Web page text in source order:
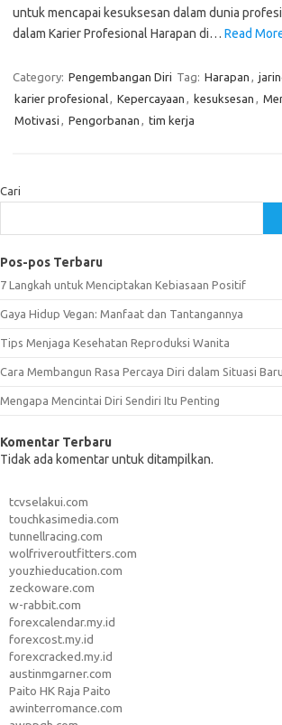
untuk mencapai kesuksesan dalam dunia
dalam Karier Profesional Harapan di… Read
Category: Pengembangan Diri Tag: Harapan ,
karier profesional, Kepercayaan , kesuksesan ,
Motivasi , Pengorbanan , tim kerja
Cari
Pos-pos Terbaru
7 Langkah untuk Menciptakan Kebiasaan Positif
Gaya Hidup Vegan: Manfaat dan Tantangannya
Tips Menjaga Kesehatan Reproduksi Wanita
Cara Membangun Rasa Percaya Diri dalam Situasi Baru
Mengapa Mencintai Diri Sendiri Itu Penting
Komentar Terbaru
Tidak ada komentar untuk ditampilkan.
tcvselakui.com
touchkasimedia.com
tunnellracing.com
wolfriveroutfitters.com
youzhieducation.com
zeckoware.com
w-rabbit.com
forexcalendar.my.id
forexcost.my.id
forexcracked.my.id
austinmgarner.com
Paito HK Raja Paito
awinterromance.com